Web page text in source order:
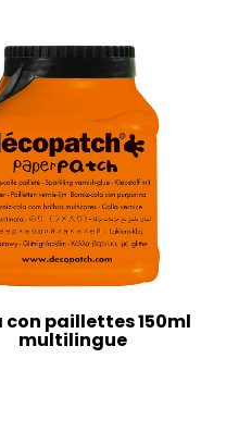
con paillettes 150ml
multilingue